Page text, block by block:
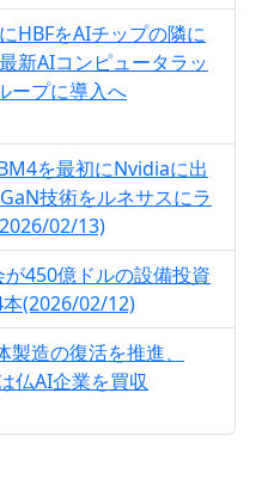
HBFをAIチップの隣に
新AIコンピュータラッ
ープに導入へ
を最初にNvidiaに出
技術をルネサスにラ
02/13)
が450億ドルの設備投資
(2026/02/12)
製造の復活を推進、
仏AI企業を買収